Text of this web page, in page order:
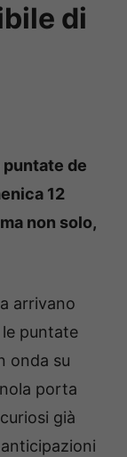
di
de
12
non solo,
arrivano
puntate
onda su
porta
già